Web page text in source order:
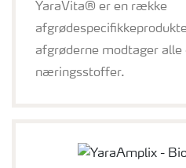
YaraVita® er en række
afgrøderne modtager alle
næringsstoffer.